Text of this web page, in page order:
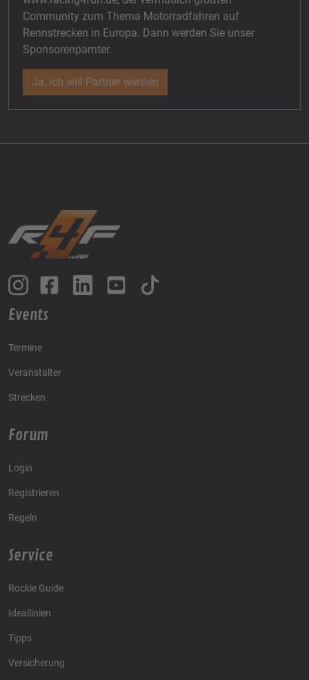
Community zum Thema Motorradfahren auf
Rennstrecken in Europa. Dann werden Sie unser
Sponsorenparnter.
Ja, ich will Partner werden
Events
Termine
Veranstalter
Strecken
Forum
Login
Registrieren
Regeln
Service
Rockie Guide
Ideallinien
Tipps
Versicherung